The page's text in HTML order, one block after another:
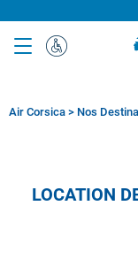
au
contenu
principalAssistance
Fil
Air Corsica > Nos
LOCATION